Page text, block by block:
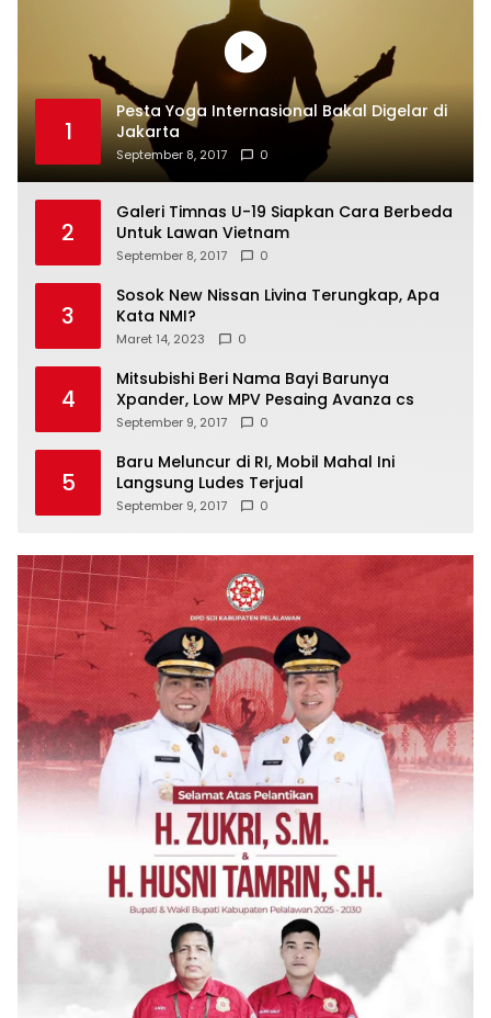
1
Pesta Yoga Internasional Bakal Digelar di
Jakarta
September 8, 2017 0
2
Galeri Timnas U-19 Siapkan Cara Berbeda
Untuk Lawan Vietnam
September 8, 2017 0
3
Sosok New Nissan Livina Terungkap, Apa
Kata NMI?
Maret 14, 2023 0
4
Mitsubishi Beri Nama Bayi Barunya
Xpander, Low MPV Pesaing Avanza cs
September 9, 2017 0
5
Baru Meluncur di RI, Mobil Mahal Ini
Langsung Ludes Terjual
September 9, 2017 0